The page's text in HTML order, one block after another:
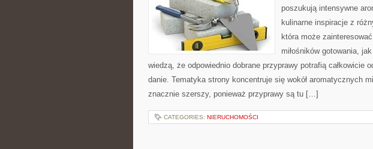
poszukują intensywne
kulinarne inspiracje z
która może
miłośników gotowania,
wiedzą, że odpowiednio dobrane przyprawy potrafią całkowicie
danie. Tematyka strony koncentruje się wokół aromatycznych
znacznie szerszy, ponieważ przyprawy są tu […]
CATEGORIES: NIERUCHOMOŚCI